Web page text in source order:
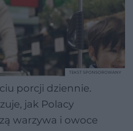
porcji dziennie.
jak Polacy
warzywa i owoce
TEKST SPONSOROWANY